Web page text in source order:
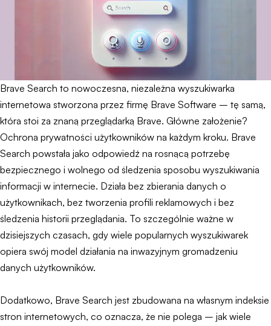
Brave Search to nowoczesna, niezależna wyszukiwarka
internetowa stworzona przez firmę Brave Software – tę samą,
która stoi za znaną przeglądarką Brave. Główne założenie?
Ochrona prywatności użytkowników na każdym kroku. Brave
Search powstała jako odpowiedź na rosnącą potrzebę
bezpiecznego i wolnego od śledzenia sposobu wyszukiwania
informacji w internecie. Działa bez zbierania danych o
użytkownikach, bez tworzenia profili reklamowych i bez
śledzenia historii przeglądania. To szczególnie ważne w
dzisiejszych czasach, gdy wiele popularnych wyszukiwarek
opiera swój model działania na inwazyjnym gromadzeniu
danych użytkowników.
Dodatkowo, Brave Search jest zbudowana na własnym indeksie
stron internetowych, co oznacza, że nie polega – jak wiele